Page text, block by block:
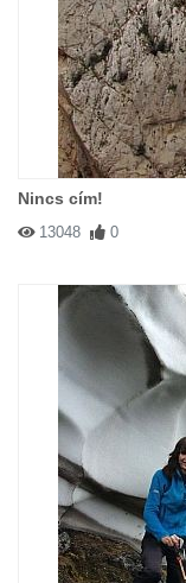
Nincs cím!
13048 0